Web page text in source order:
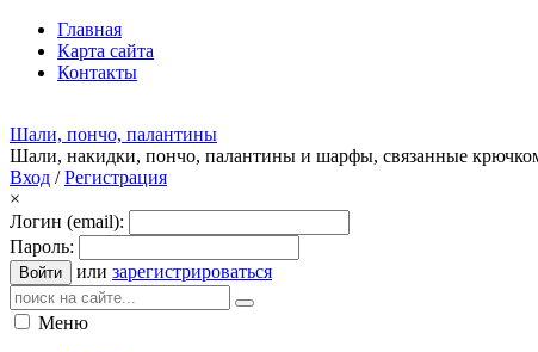
Главная
Карта сайта
Контакты
Шали, пончо, палантины
Шали, накидки, пончо, палантины и шарфы, связанные
Вход /Регистрация
×
Логин (email):
Пароль:
Войти или зарегистрироваться
Меню